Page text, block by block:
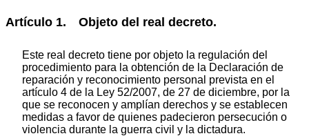
Artículo 1. Objeto del real decreto.
Este real decreto tiene por objeto la regulación del
procedimiento para la obtención de la Declaración de
reparación y reconocimiento personal prevista en el
artículo 4 de la Ley 52/2007, de 27 de diciembre, por la
que se reconocen y amplían derechos y se establecen
medidas a favor de quienes padecieron persecución o
violencia durante la guerra civil y la dictadura.